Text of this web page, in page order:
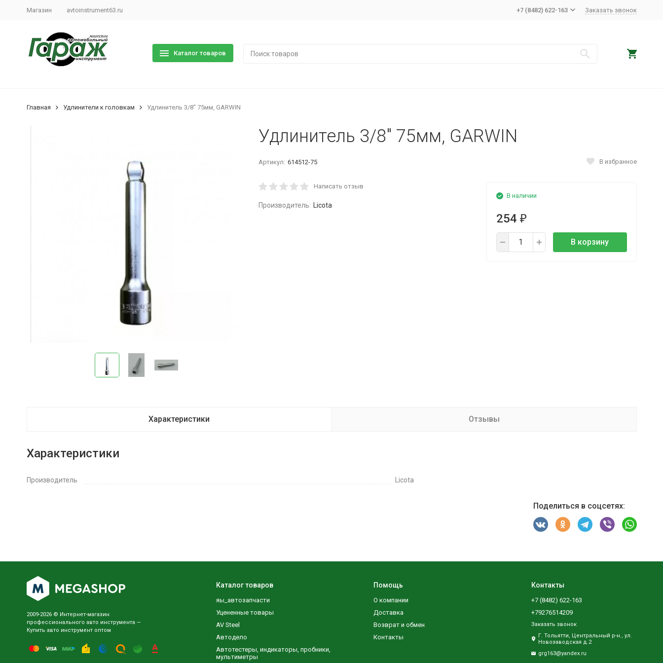
Магазин avtoinstrument63.ru +7 (8482) 622-163 Заказать звонок
Каталог товаров
Главная Удлинители к головкам Удлинитель 3/8" 75мм, GARWIN
Удлинитель 3/8" 75мм, GARWIN
Артикул: 614512-75 В избранное
Написать отзыв
Производитель: Licota
В наличии
254 ₽
В корзину
Характеристики Отзывы
Характеристики
Производитель Licota
Поделиться в соцсетях:
2009-2026 © Интернет-магазин
профессионального авто инструмента —
Купить авто инструмент оптом
Каталог товаров
яы_автозапчасти
Уцененные товары
AV Steel
Автодело
Автотестеры, индикаторы, пробники,
мультиметры
Помощь
О компании
Доставка
Возврат и обмен
Контакты
Контакты
+7 (8482) 622-163
+79276514209
Заказать звонок
Г. Тольятти, Центральный р-н., ул.
Новозаводская д.2
grg163@yandex.ru